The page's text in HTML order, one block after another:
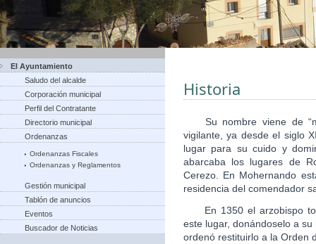
El Ayuntamiento
Saludo del alcalde
Corporación municipal
Perfil del Contratante
Directorio municipal
Ordenanzas
Ordenanzas Fiscales
Ordenanzas y Reglamentos
Gestión municipal
Tablón de anuncios
Eventos
Buscador de Noticias
Historia
Su nombre viene de
vigilante, ya desde el siglo
lugar para su cuido y
abarcaba los lugares de
Cerezo. En Mohernando
residencia del comendador
En 1350 el arzobispo
este lugar, donándoselo a
ordenó restituirlo a la Orden